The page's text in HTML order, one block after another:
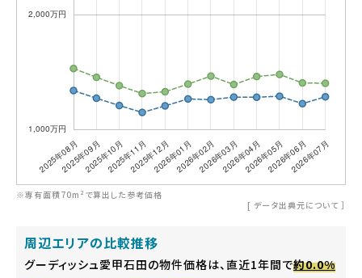
※専有面積70m²で算出した参考価格
[ データ出典元について ］
周辺エリアの比較推移
グーディッシュ愛甲石田の物件価格は、直近1年間で約0.0%